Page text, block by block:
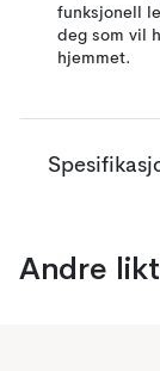
funksjonell
deg som vil
hjemmet.
Andre